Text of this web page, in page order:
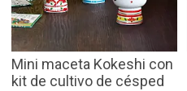
Mini maceta Kokeshi con
kit de cultivo de césped